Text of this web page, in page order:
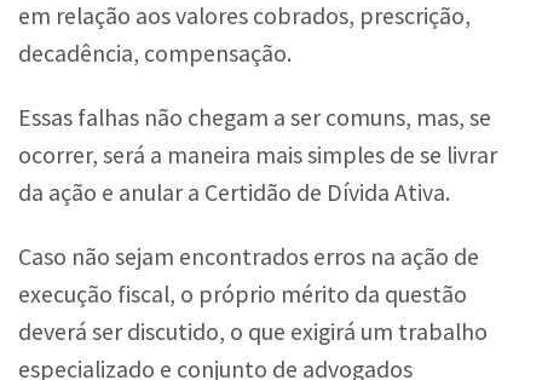
em relação aos valores cobrados, prescrição,
decadência, compensação.
Essas falhas não chegam a ser comuns, mas, se
ocorrer, será a maneira mais simples de se livrar
da ação e anular a Certidão de Dívida Ativa.
Caso não sejam encontrados erros na ação de
execução fiscal, o próprio mérito da questão
deverá ser discutido, o que exigirá um trabalho
especializado e conjunto de advogados